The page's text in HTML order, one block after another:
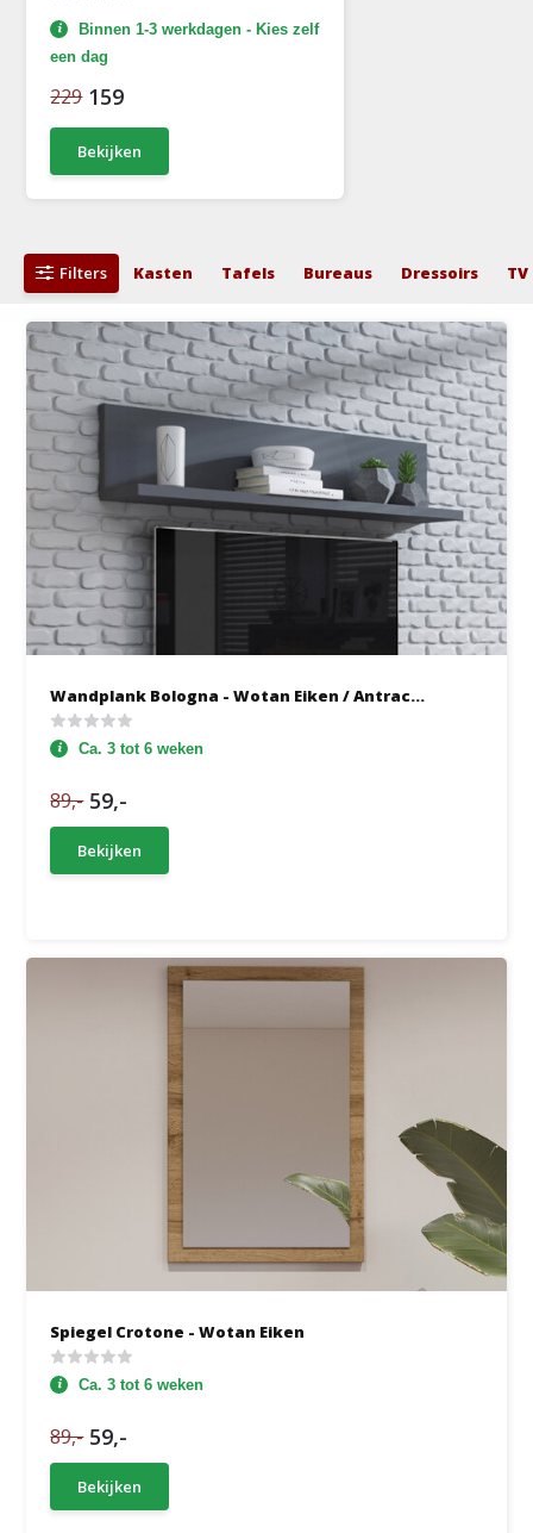
Binnen 1-3 werkdagen - Kies zelf
een dag
229 159
Bekijken
Filters Kasten Tafels Bureaus Dressoirs
Wandplank Bologna - Wotan Eiken / Antrac...
Ca. 3 tot 6 weken
89,- 59,-
Bekijken
Spiegel Crotone - Wotan Eiken
Ca. 3 tot 6 weken
89,- 59,-
Bekijken